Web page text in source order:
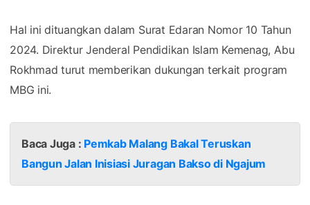
Hal ini dituangkan dalam Surat Edaran Nomor 10 Tahun
2024. Direktur Jenderal Pendidikan Islam Kemenag, Abu
Rokhmad turut memberikan dukungan terkait program
MBG ini.
Baca Juga : Pemkab Malang Bakal Teruskan
Bangun Jalan Inisiasi Juragan Bakso di Ngajum